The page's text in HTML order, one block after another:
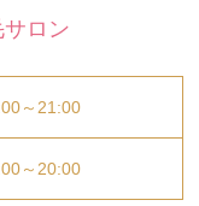
ロン
～21:00
～20:00